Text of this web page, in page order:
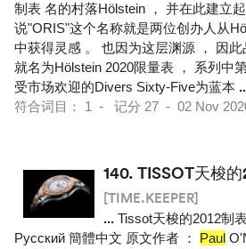
制表 名的村落Hölstein ， 并在此建立
说"ORIS"这个名称就是两位创办人从
中获得灵感 。 也因为这层渊源 ， 因此
就名为Hölstein 2020限量表 ， 系列中
受市场欢迎的Divers Sixty-Five为蓝本
符合词目： 1 - 记分 27 - 02 Nov
140. TISSOT天梭
[TIME.KEEPER]
... Tissot天梭的2012制
Pусский 簡體中文 原文作者 ： Paul